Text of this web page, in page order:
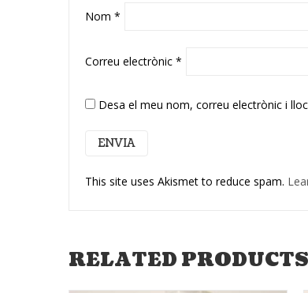
Nom *
Correu electrònic *
Desa el meu nom, correu electrònic i
This site uses Akismet to reduce spam.
RELATED PRODUCTS